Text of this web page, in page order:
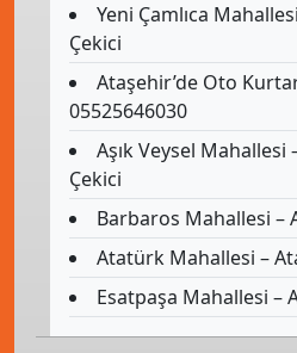
Yeni Çamlıca
Çekici
Ataşehir’de Oto
05525646030
Aşık Veysel
Çekici
Barbaros Mahallesi –
Atatürk Mahallesi –
Esatpaşa Mahallesi –